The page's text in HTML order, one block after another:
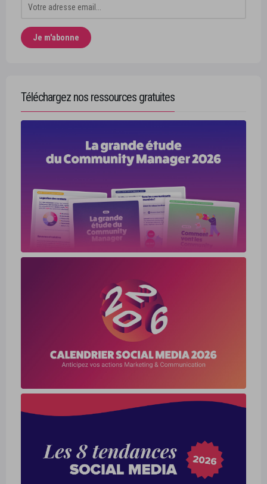
Téléchargez nos ressources gratuites